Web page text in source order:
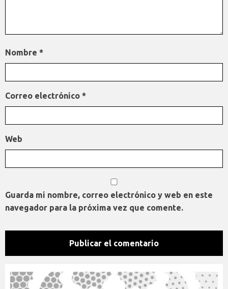
Nombre *
Correo electrónico *
Web
Guarda mi nombre, correo electrónico y web en este
navegador para la próxima vez que comente.